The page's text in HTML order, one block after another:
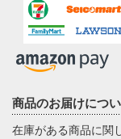
商品のお届けにつ
在庫がある商品に関